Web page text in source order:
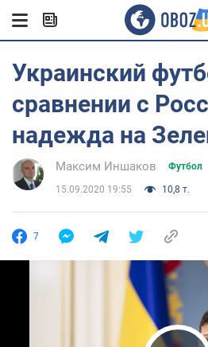
Украинский
сравнении с
надежда на
Максим Иншаков Футбол
15.09.2020 19:55 10,8 т.
7